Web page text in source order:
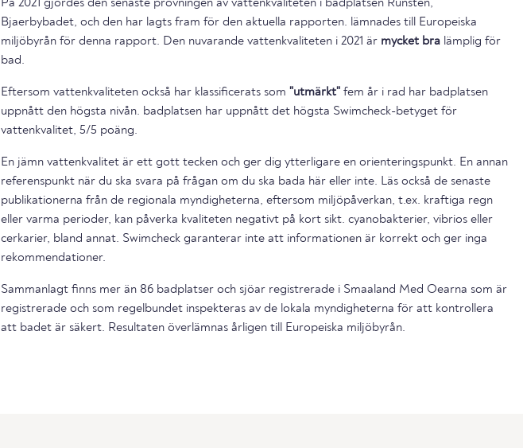
På 2021 gjordes den senaste provningen av vattenkvaliteten i badplatsen Runsten,
Bjaerbybadet, och den har lagts fram för den aktuella rapporten. lämnades till Europeiska
miljöbyrån för denna rapport. Den nuvarande vattenkvaliteten i 2021 är mycket bra lämplig för
bad.
Eftersom vattenkvaliteten också har klassificerats som "utmärkt" fem år i rad har badplatsen
uppnått den högsta nivån. badplatsen har uppnått det högsta Swimcheck-betyget för
vattenkvalitet, 5/5 poäng.
En jämn vattenkvalitet är ett gott tecken och ger dig ytterligare en orienteringspunkt. En annan
referenspunkt när du ska svara på frågan om du ska bada här eller inte. Läs också de senaste
publikationerna från de regionala myndigheterna, eftersom miljöpåverkan, t.ex. kraftiga regn
eller varma perioder, kan påverka kvaliteten negativt på kort sikt. cyanobakterier, vibrios eller
cerkarier, bland annat. Swimcheck garanterar inte att informationen är korrekt och ger inga
rekommendationer.
Sammanlagt finns mer än 86 badplatser och sjöar registrerade i Smaaland Med Oearna som är
registrerade och som regelbundet inspekteras av de lokala myndigheterna för att kontrollera
att badet är säkert. Resultaten överlämnas årligen till Europeiska miljöbyrån.